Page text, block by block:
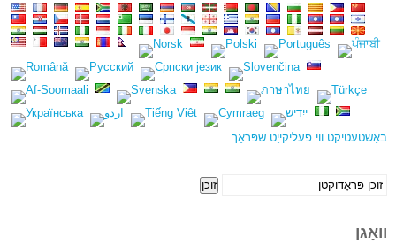
באַשטעטיקט ווי פעליקייַט שפּראַך
אויף
זוכן
וואָגן